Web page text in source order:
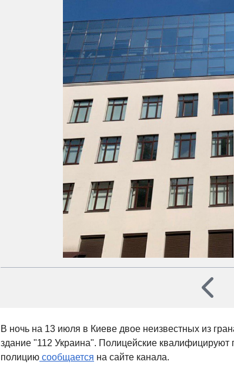
В ночь на 13 июля в Киеве двое неизвестных из
здание "112 Украина". Полицейские квалифицируют
полицию сообщается на сайте канала.